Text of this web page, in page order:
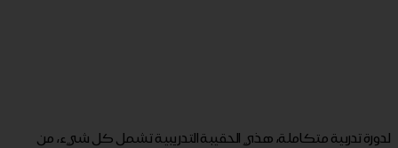
لدورة تدربية متكاملة، هذي الحقيبة التدريبية تشمل كل شيء، من